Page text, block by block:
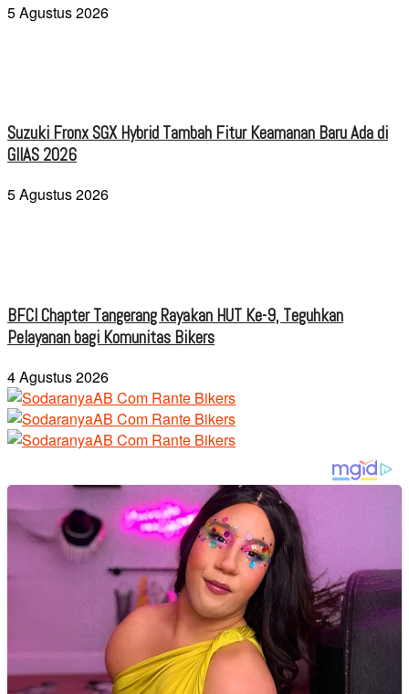
5 Agustus 2026
Suzuki Fronx SGX Hybrid Tambah Fitur Keamanan Baru Ada di
GIIAS 2026
5 Agustus 2026
BFCI Chapter Tangerang Rayakan HUT Ke-9, Teguhkan
Pelayanan bagi Komunitas Bikers
4 Agustus 2026